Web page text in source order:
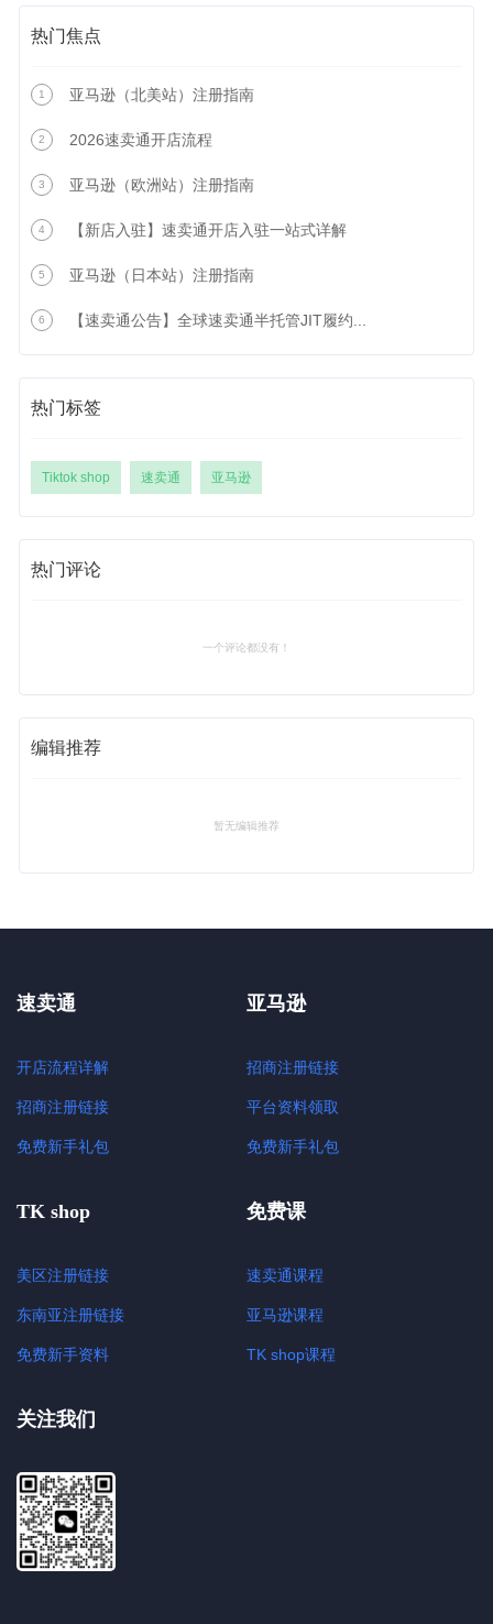
热门焦点
1 亚马逊（北美站）注册指南
2 2026速卖通开店流程
3 亚马逊（欧洲站）注册指南
4 【新店入驻】速卖通开店入驻一站式详解
5 亚马逊（日本站）注册指南
6 【速卖通公告】全球速卖通半托管JIT履约...
热门标签
Tiktok shop 速卖通 亚马逊
热门评论
一个评论都没有！
编辑推荐
暂无编辑推荐
速卖通
开店流程详解
招商注册链接
免费新手礼包
亚马逊
招商注册链接
平台资料领取
免费新手礼包
TK shop
美区注册链接
东南亚注册链接
免费新手资料
免费课
速卖通课程
亚马逊课程
TK shop课程
关注我们